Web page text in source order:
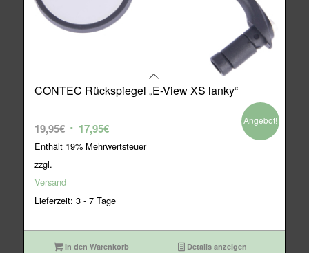
CONTEC Rückspiegel „E-View XS lanky“
19,95€ Ursprünglicher
Preis
17,95€Aktueller
Preis
Enthält 19% Mehrwertsteuer
zzgl.
Versand
Lieferzeit: 3 - 7 Tage
Angebot!
In den Warenkorb Details anzeigen